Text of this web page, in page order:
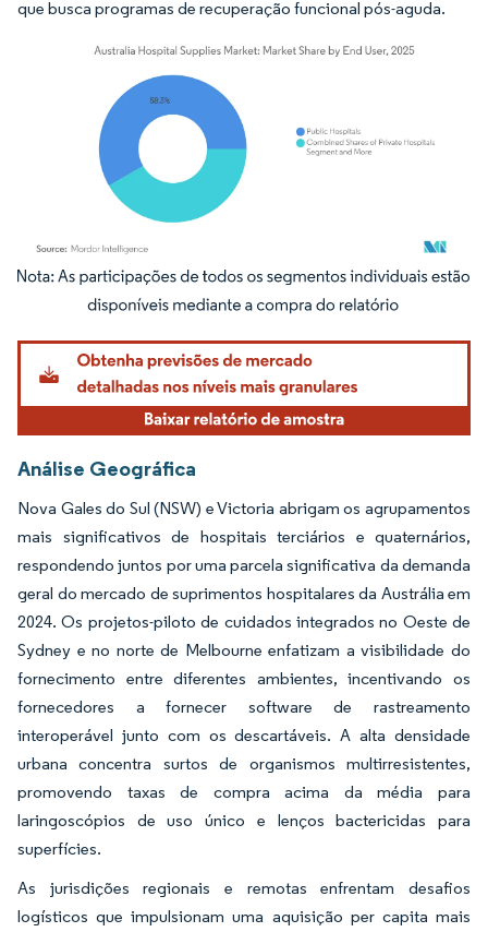
que busca programas de recuperação funcional pós-aguda.
Imagem © Mordor Intelligence. O reuso requer atribuição conforme CC BY 4.0.
Análise Geográfica
Nova Gales do Sul (NSW) e Victoria abrigam os agrupamentos
mais significativos de hospitais terciários e quaternários,
respondendo juntos por uma parcela significativa da demanda
geral do mercado de suprimentos hospitalares da Austrália em
2024. Os projetos-piloto de cuidados integrados no Oeste de
Sydney e no norte de Melbourne enfatizam a visibilidade do
fornecimento entre diferentes ambientes, incentivando os
fornecedores a fornecer software de rastreamento
interoperável junto com os descartáveis. A alta densidade
urbana concentra surtos de organismos multirresistentes,
promovendo taxas de compra acima da média para
laringoscópios de uso único e lenços bactericidas para
superfícies.
As jurisdições regionais e remotas enfrentam desafios
logísticos que impulsionam uma aquisição per capita mais